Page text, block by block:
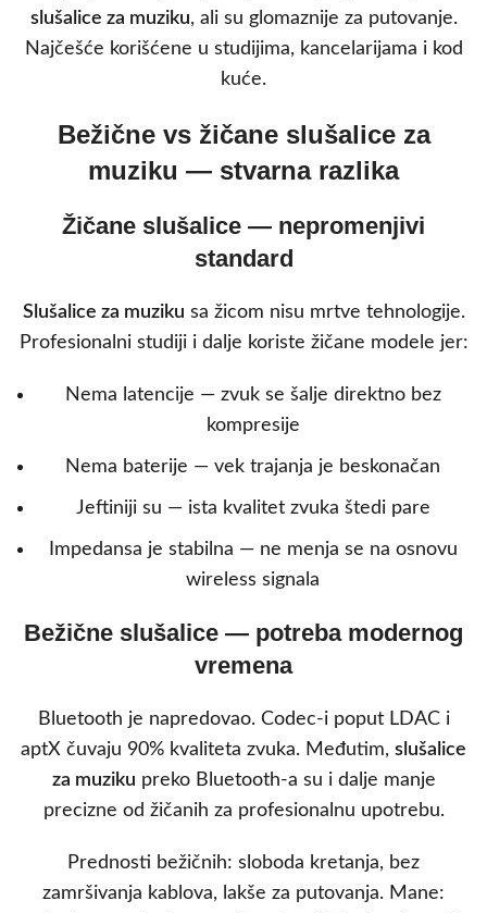
slušalice za muziku, ali su glomaznije za putovanje.
Najčešće korišćene u studijima, kancelarijama i kod
kuće.
Bežične vs žičane slušalice za
muziku — stvarna razlika
Žičane slušalice — nepromenjivi
standard
Slušalice za muziku sa žicom nisu mrtve tehnologije.
Profesionalni studiji i dalje koriste žičane modele jer:
Nema latencije — zvuk se šalje direktno bez
kompresije
Nema baterije — vek trajanja je beskonačan
Jeftiniji su — ista kvalitet zvuka štedi pare
Impedansa je stabilna — ne menja se na osnovu
wireless signala
Bežične slušalice — potreba modernog
vremena
Bluetooth je napredovao. Codec-i poput LDAC i
aptX čuvaju 90% kvaliteta zvuka. Međutim, slušalice
za muziku preko Bluetooth-a su i dalje manje
precizne od žičanih za profesionalnu upotrebu.
Prednosti bežičnih: sloboda kretanja, bez
zamršivanja kablova, lakše za putovanja. Mane: